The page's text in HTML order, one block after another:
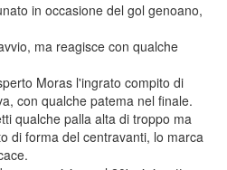
in occasione del gol genoano,
ma reagisce con qualche
Moras l'ingrato compito di
con qualche patema nel finale.
qualche palla alta di troppo ma
di forma del centravanti, lo marca